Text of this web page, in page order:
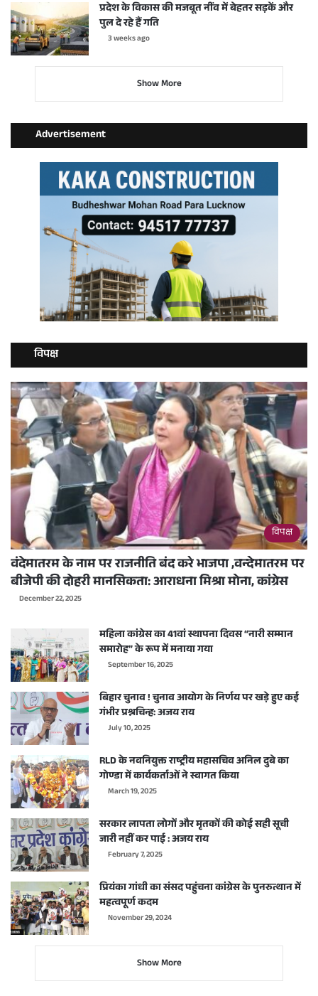
प्रदेश के विकास की मजबूत नींव में बेहतर सड़कें और
पुल दे रहे हैं गति
3 weeks ago
Show More
Advertisement
विपक्ष
विपक्ष
वंदेमातरम के नाम पर राजनीति बंद करे भाजपा ,वन्देमातरम पर
बीजेपी की दोहरी मानसिकता: आराधना मिश्रा मोना, कांग्रेस
December 22, 2025
महिला कांग्रेस का 41वां स्थापना दिवस “नारी सम्मान
समारोह” के रूप में मनाया गया
September 16, 2025
बिहार चुनाव ! चुनाव आयोग के निर्णय पर खड़े हुए कई
गंभीर प्रश्नचिन्ह: अजय राय
July 10, 2025
RLD के नवनियुक्त राष्ट्रीय महासचिव अनिल दुबे का
गोण्डा में कार्यकर्ताओं ने स्वागत किया
March 19, 2025
सरकार लापता लोगों और मृतकों की कोई सही सूची
जारी नहीं कर पाई : अजय राय
February 7, 2025
प्रियंका गांधी का संसद पहुंचना कांग्रेस के पुनरुत्थान में
महत्वपूर्ण कदम
November 29, 2024
Show More